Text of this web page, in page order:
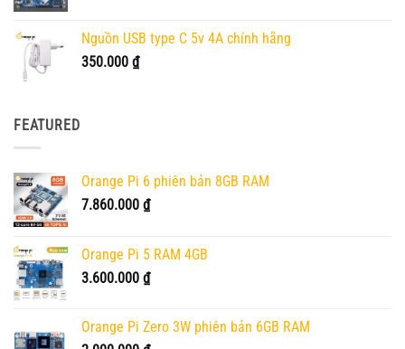
Nguồn USB type C 5v 4A chính hãng
350.000 ₫
FEATURED
Orange Pi 6 phiên bản 8GB RAM
7.860.000 ₫
Orange Pi 5 RAM 4GB
3.600.000 ₫
Orange Pi Zero 3W phiên bản 6GB RAM